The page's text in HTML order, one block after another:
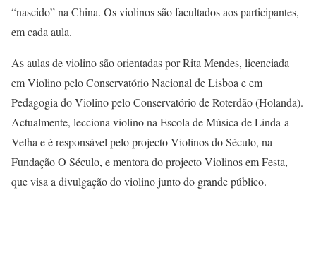
“nascido” na China. Os violinos são facultados aos participantes,
em cada aula.
As aulas de violino são orientadas por Rita Mendes, licenciada
em Violino pelo Conservatório Nacional de Lisboa e em
Pedagogia do Violino pelo Conservatório de Roterdão (Holanda).
Actualmente, lecciona violino na Escola de Música de Linda-a-
Velha e é responsável pelo projecto Violinos do Século, na
Fundação O Século, e mentora do projecto Violinos em Festa,
que visa a divulgação do violino junto do grande público.